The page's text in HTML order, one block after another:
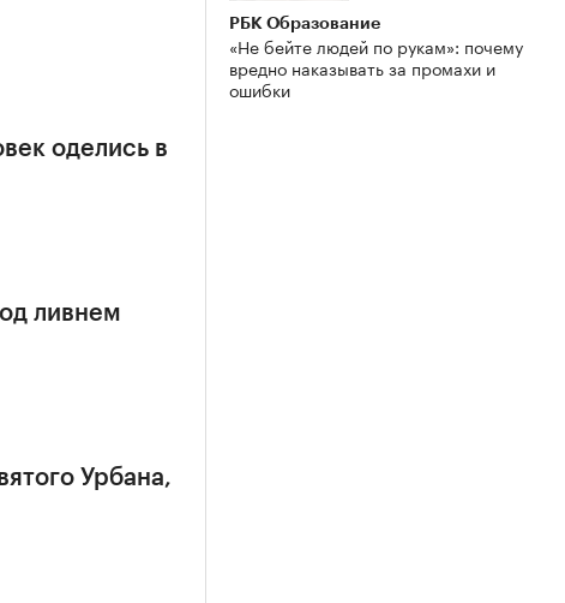
оделись в
ливнем
Урбана,
РБК Образование
«Не бейте людей по рукам»: почему
вредно наказывать за промахи и
ошибки